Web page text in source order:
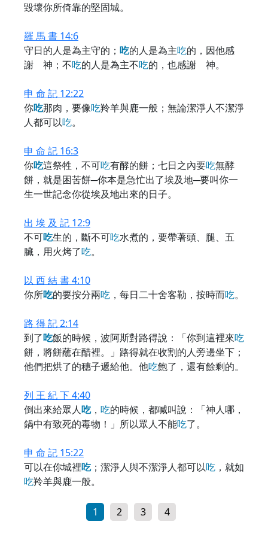
毀壞你所倚靠的堅固城。
羅 馬 書 14:6
守日的人是為主守的； 吃的人是為主吃的，因他感
謝 神；不吃的人是為主不吃的，也感謝 神。
申 命 記 12:22
你吃那肉，要像吃羚羊與鹿一般；無論潔淨人不潔淨
人都可以吃。
申 命 記 16:3
你吃這祭牲，不可吃有酵的餅；七日之內要吃無酵
餅，就是困苦餅─你本是急忙出了埃及地─要叫你一
生一世記念你從埃及地出來的日子。
出 埃 及 記 12:9
不可吃生的，斷不可吃水煮的，要帶著頭、腿、五
臟，用火烤了吃。
以 西 結 書 4:10
你所吃的要按分兩吃 ，每日二十舍客勒，按時而吃。
路 得 記 2:14
到了吃飯的時候，波阿斯對路得說：「你到這裡來吃
餅，將餅蘸在醋裡。」路得就在收割的人旁邊坐下；
他們把烘了的穗子遞給他。他吃飽了，還有餘剩的。
列 王 紀 下 4:40
倒出來給眾人吃， 吃的時候，都喊叫說：「神人哪，
鍋中有致死的毒物！」所以眾人不能吃了。
申 命 記 15:22
可以在你城裡吃；潔淨人與不潔淨人都可以吃 ，就如
吃羚羊與鹿一般。
1 2 3 4